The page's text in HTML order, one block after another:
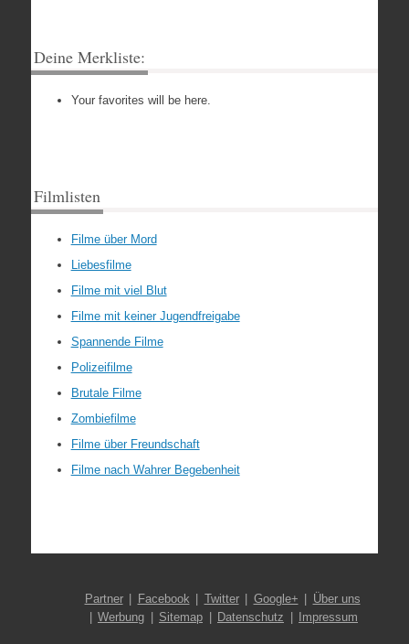
Deine Merkliste:
Your favorites will be here.
Filmlisten
Filme über Mord
Liebesfilme
Filme mit viel Blut
Filme mit keiner Jugendfreigabe
Spannende Filme
Polizeifilme
Brutale Filme
Zombiefilme
Filme über Freundschaft
Filme nach Wahrer Begebenheit
Partner Facebook Twitter Google+
Über uns
Werbung
Sitemap Datenschutz Impressum